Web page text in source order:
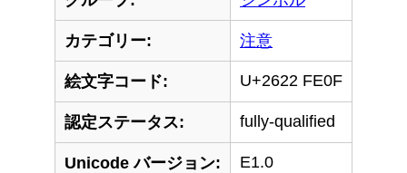
カテゴリー: 注意
絵文字コード: U+2622 FE0F
認定ステータス: fully-qualified
Unicode バージョン: E1.0